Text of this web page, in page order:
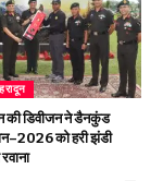
की डिवीजन ने डैनकुंड
को हरी झंडी